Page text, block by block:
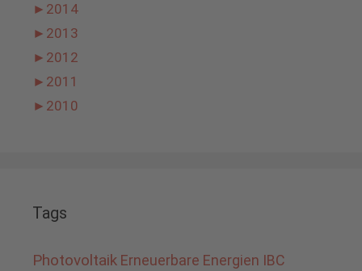
► 2014
► 2013
► 2012
► 2011
► 2010
Tags
Photovoltaik Erneuerbare Energien IBC